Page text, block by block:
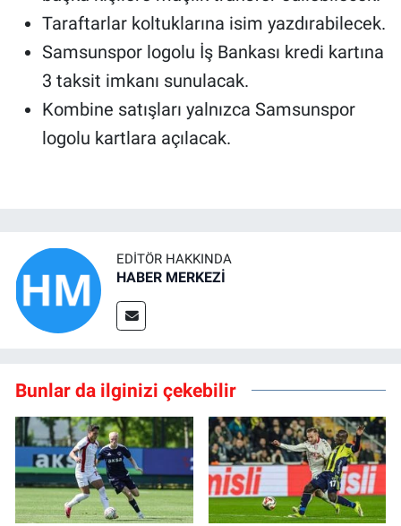
Taraftarlar koltuklarına isim yazdırabilecek.
Samsunspor logolu İş Bankası kredi kartına
3 taksit imkanı sunulacak.
Kombine satışları yalnızca Samsunspor
logolu kartlara açılacak.
EDITÖR HAKKINDA
HABER MERKEZİ
Bunlar da ilginizi çekebilir